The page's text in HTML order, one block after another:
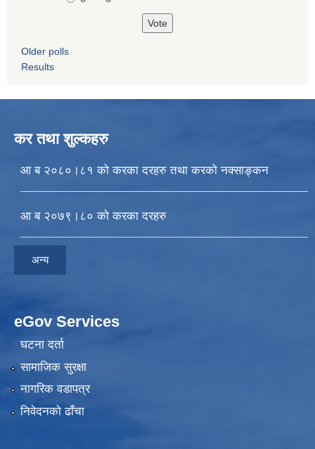
Older polls
Results
कर तथा शुल्कहरु
आ ब २०८०।८१ को करका दरहरु तथा करको नक्साङ्कन
आ ब २०७९।८० को करका दरहरु
अन्य
eGov Services
घटना दर्ता
सामाजिक सुरक्षा
नागरिक वडापत्र
निवेदनकाे ढाँचा